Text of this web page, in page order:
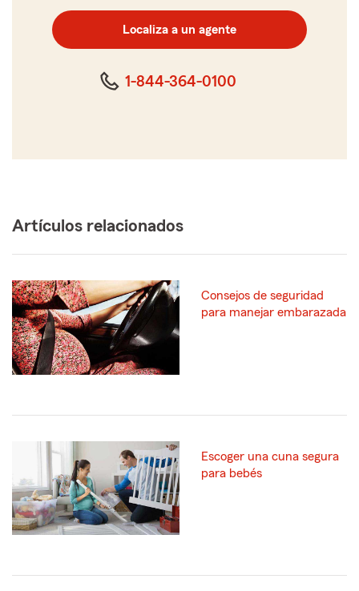
código
postal
de
cinco
Localiza a un agente
1-844-364-0100
Artículos relacionados
Consejos de seguridad
para manejar embarazada
Escoger una cuna segura
para bebés